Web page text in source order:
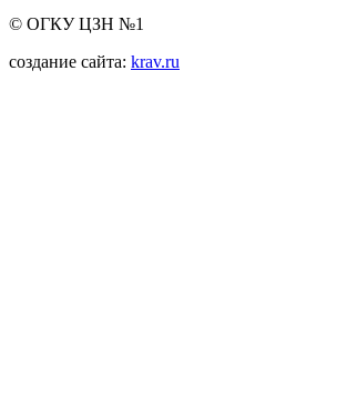
© ОГКУ ЦЗН №1
создание сайта: krav.ru